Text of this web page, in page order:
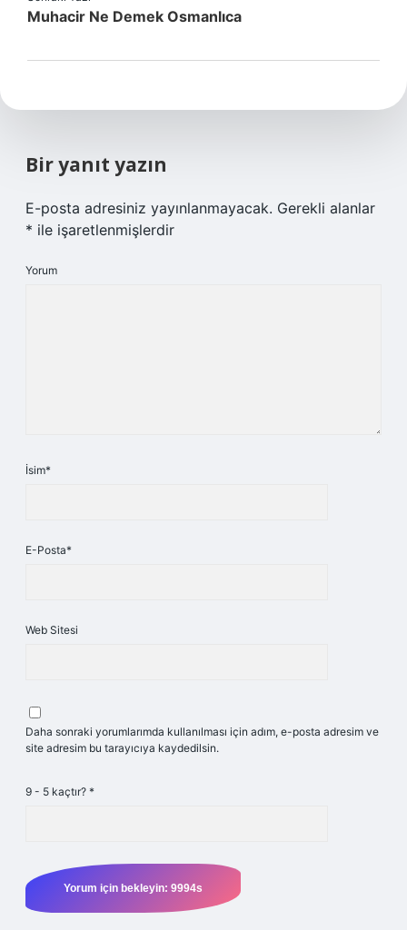
Muhacir Ne Demek Osmanlıca
Bir yanıt yazın
E-posta adresiniz yayınlanmayacak. Gerekli alanlar
* ile işaretlenmişlerdir
Yorum
İsim*
E-Posta*
Web Sitesi
Daha sonraki yorumlarımda kullanılması için adım, e-posta adresim ve
site adresim bu tarayıcıya kaydedilsin.
9 - 5 kaçtır? *